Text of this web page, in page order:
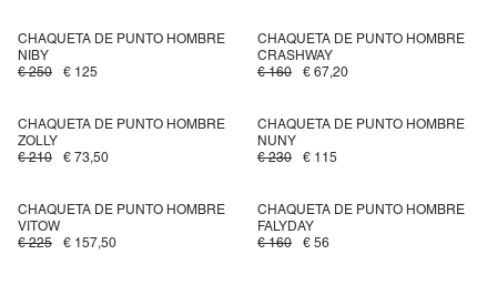
CHAQUETA DE PUNTO HOMBRE
NIBY
€ 250
€ 125
CHAQUETA DE PUNTO HOMBRE
CRASHWAY
€ 160
€ 67,20
CHAQUETA DE PUNTO HOMBRE
ZOLLY
€ 210
€ 73,50
CHAQUETA DE PUNTO HOMBRE
NUNY
€ 230
€ 115
CHAQUETA DE PUNTO HOMBRE
VITOW
€ 225
€ 157,50
CHAQUETA DE PUNTO HOMBRE
FALYDAY
€ 160
€ 56